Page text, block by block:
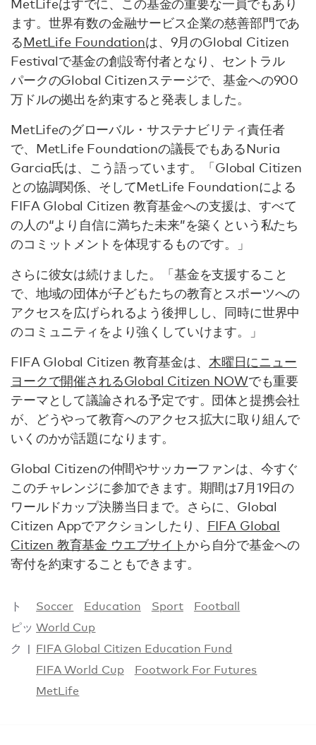
MetLifeはすでに、この基金の重要な一員でもあり
ます。世界有数の金融サービス企業の慈善部門であ
るMetLife Foundationは、9月のGlobal Citizen
Festivalで基金の創設寄付者となり、セントラル
パークのGlobal Citizenステージで、基金への900
万ドルの拠出を約束すると発表しました。
MetLifeのグローバル・サステナビリティ責任者
で、MetLife Foundationの議長でもあるNuria
Garcia氏は、こう語っています。「Global Citizen
との協調関係、そしてMetLife Foundationによる
FIFA Global Citizen 教育基金への支援は、すべて
の人の“より自信に満ちた未来”を築くという私たち
のコミットメントを体現するものです。」
さらに彼女は続けました。「基金を支援すること
で、地域の団体が子どもたちの教育とスポーツへの
アクセスを広げられるよう後押しし、同時に世界中
のコミュニティをより強くしていけます。」
FIFA Global Citizen 教育基金は、 木曜日にニュー
ヨークで開催されるGlobal Citizen NOWでも重要
テーマとして議論される予定です。団体と提携会社
が、どうやって教育へのアクセス拡大に取り組んで
いくのかが話題になります。
Global Citizenの仲間やサッカーファンは、今すぐ
このチャレンジに参加できます。期間は7月19日の
ワールドカップ決勝当日まで。さらに、Global
Citizen Appでアクションしたり、 FIFA Global
Citizen 教育基金 ウエブサイト から自分で基金への
寄付を約束することもできます。
ト
ピッ
ク
Soccer Education Sport
Football
World Cup
FIFA Global Citizen Education Fund
FIFA World Cup
Footwork For Futures
MetLife